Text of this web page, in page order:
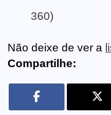
360)
Não deixe de ver a
Compartilhe: